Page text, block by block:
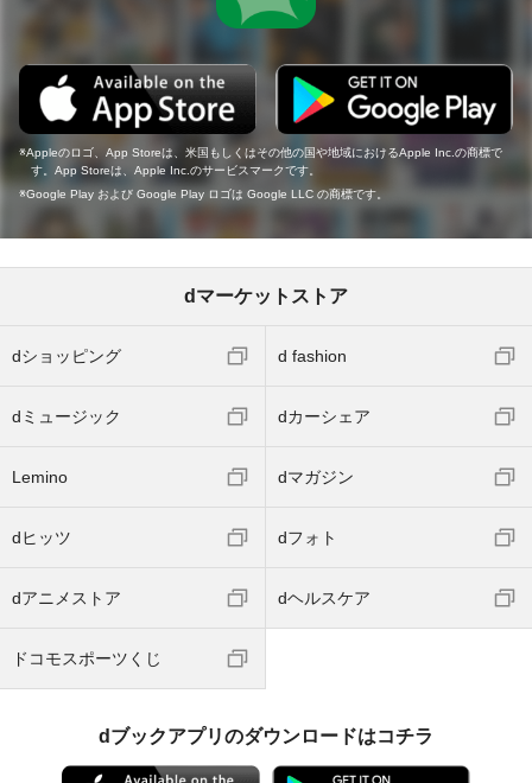
Appleのロゴ、App Storeは、米国もしくはその他の国や地域におけるApple Inc.の商標で
す。App Storeは、Apple Inc.のサービスマークです。
Google Play および Google Play ロゴは Google LLC の商標です。
dマーケットストア
dショッピング d fashion
dミュージック dカーシェア
Lemino dマガジン
dヒッツ dフォト
dアニメストア dヘルスケア
ドコモスポーツくじ
dブックアプリのダウンロードはコチラ